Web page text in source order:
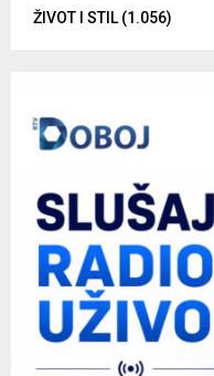
ŽIVOT I STIL (1.056)